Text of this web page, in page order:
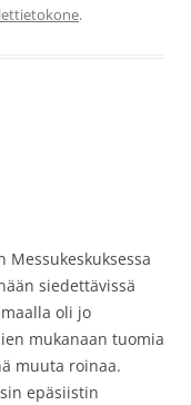
.
siedettävissä
oli jo
mukanaan tuomia
muuta roinaa.
epäsiistin